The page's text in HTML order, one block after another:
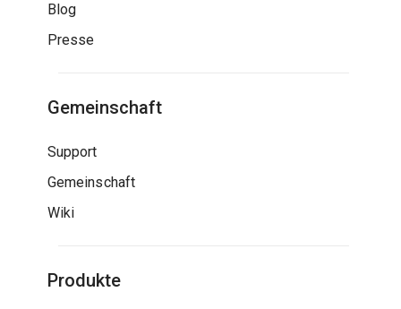
Blog
Presse
Gemeinschaft
Support
Gemeinschaft
Wiki
Produkte